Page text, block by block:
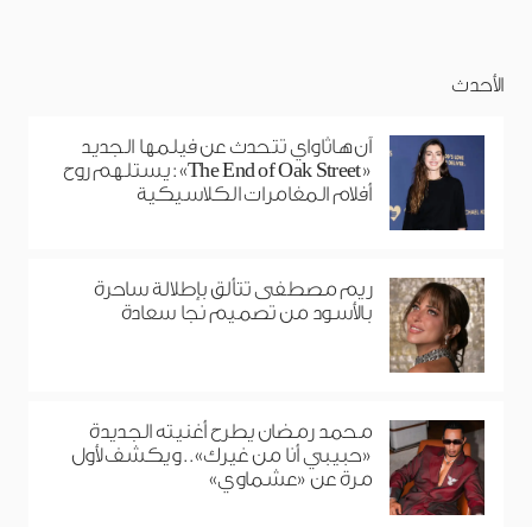
الأحدث
آن هاثاواي تتحدث عن فيلمها الجديد
«The End of Oak Street»: يستلهم روح
أفلام المغامرات الكلاسيكية
ريم مصطفى تتألق بإطلالة ساحرة
بالأسود من تصميم نجا سعادة
محمد رمضان يطرح أغنيته الجديدة
«حبيبي أنا من غيرك».. ويكشف لأول
مرة عن «عشماوي»